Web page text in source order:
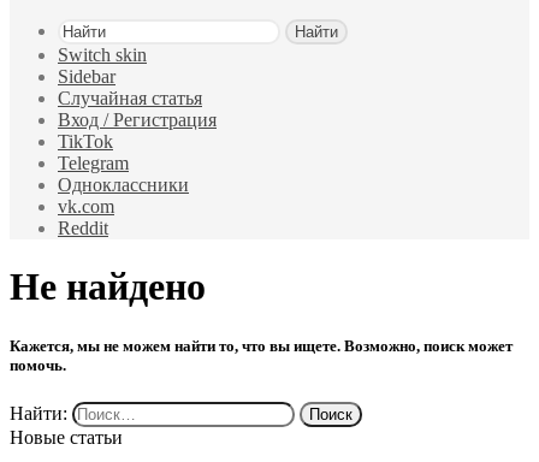
Найти
Switch skin
Sidebar
Случайная статья
Вход / Регистрация
TikTok
Telegram
Одноклассники
vk.com
Reddit
Не найдено
Кажется, мы не можем найти то, что вы ищете. Возможно, поиск может
помочь.
Найти:
Новые статьи